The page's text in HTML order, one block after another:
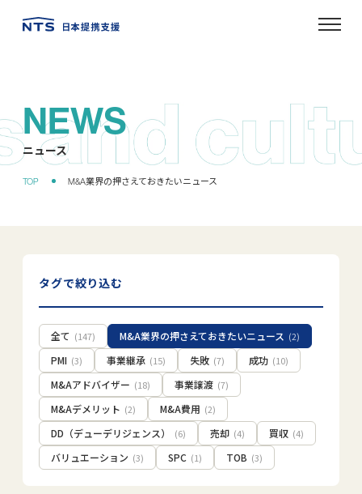
NEWS
ニュース
タグで絞り込む
全て (147) M&A業界の押さえておきたいニュース (2)
PMI (3) 事業継承 (15) 失敗 (7) 成功 (10)
M&Aアドバイザー (18) 事業譲渡 (7)
M&Aデメリット (2) M&A費用 (2)
DD（デューデリジェンス） (6) 売却 (4) 買収 (4)
バリュエーション (3) SPC (1) TOB (3)